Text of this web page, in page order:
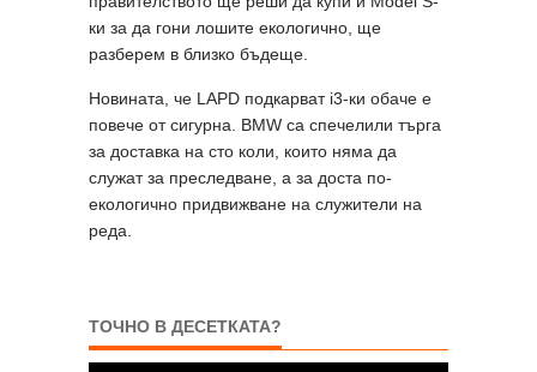
ки за да гони лошите екологично, ще
разберем в близко бъдеще.
Новината, че LAPD подкарват i3-ки обаче е
повече от сигурна. BMW са спечелили търга
за доставка на сто коли, които няма да
служат за преследване, а за доста по-
екологично придвижване на служители на
реда.
ТОЧНО В ДЕСЕТКАТА?